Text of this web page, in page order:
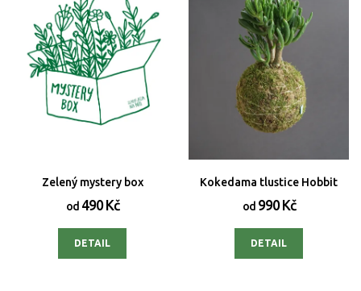
Zelený mystery box
od490 Kč
DETAIL
Kokedama tlustice Hobbit
od990 Kč
DETAIL